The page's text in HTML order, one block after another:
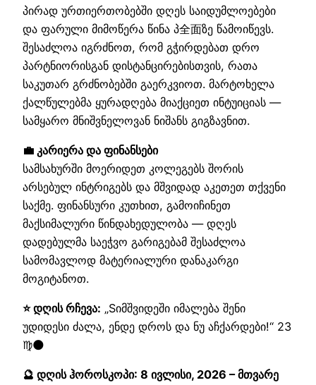
პირად ურთიერთობებში დღეს საიდუმლოებები
და ფარული მიმოწერა წინა პ全面ზე წამოიწევს.
შესაძლოა იგრძნოთ, რომ გჭირდებათ დრო
პარტნიორისგან დისტანცირებისთვის, რათა
საკუთარ გრძნობებში გაერკვიოთ. მარტოხელა
ქალწულებმა ყურადღება მიაქციეთ ინტუიციას —
სამყარო მნიშვნელოვან ნიშანს გიგზავნით.
💼 კარიერა და ფინანსები
სამსახურში მოერიდეთ კოლეგებს შორის
არსებულ ინტრიგებს და მშვიდად აკეთეთ თქვენი
საქმე. ფინანსური კუთხით, გამოიჩინეთ
მაქსიმალური წინდახედულობა — დღეს
დადებულმა საეჭვო გარიგებამ შესაძლოა
სამომავლოდ მატერიალური დანაკარგი
მოგიტანოთ.
⭐ დღის რჩევა: „Sიმშვიდეში იმალება შენი
უდიდესი ძალა, ენდე დროს და ნუ აჩქარდები!“ 23
♍🌑
🔮 დღის ჰოროსკოპი: 8 ივლისი, 2026 – მთვარე